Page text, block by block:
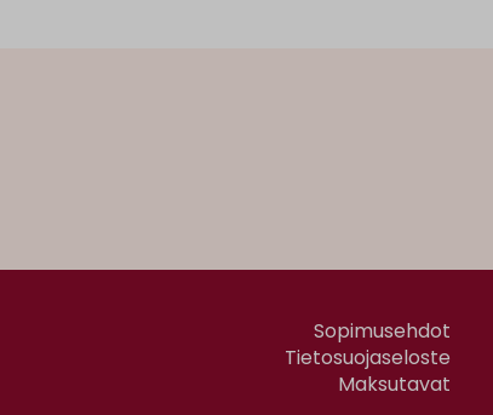
Sopimusehdot
Tietosuojaseloste
Maksutavat